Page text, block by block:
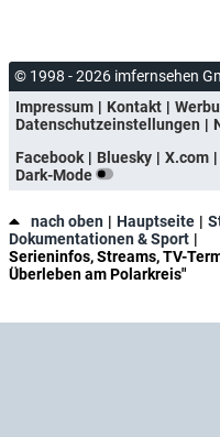
© 1998 - 2026 imfernsehen
Impressum
Kontakt
Datenschutzeinstellungen
Facebook
Bluesky X.com
Dark-Mode
nach oben Hauptseite
Dokumentationen & Sport
Serieninfos, Streams, TV-
Überleben am Polarkreis"